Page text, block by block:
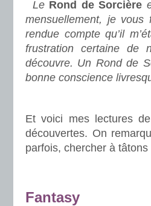
Le Rond de Sorcière
mensuellement, je
rendue compte qu’il
frustration certaine de
découvre. Un Rond de
bonne conscience
Et voici mes lectures de
découvertes. On
parfois, chercher à
Fantasy